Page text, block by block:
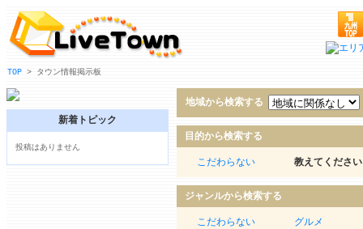
TOP > タウン情報掲示板
新着トピック
投稿はありません
地域から検索する
目的から検索する
こだわらない 教えてください
ジャンルから検索する
こだわらない
グルメ